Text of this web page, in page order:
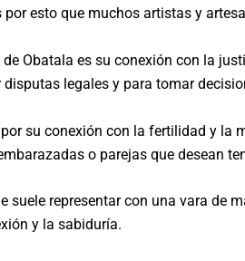
por esto que muchos artistas y
Obatala es su conexión con la
legales y para tomar
su conexión con la fertilidad y la
o parejas que desean
suele representar con una vara de
y la sabiduría.